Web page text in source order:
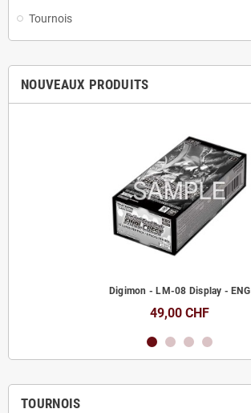
Tournois
NOUVEAUX PRODUITS
Digimon - LM-08 Display - ENG
49,00 CHF
TOURNOIS